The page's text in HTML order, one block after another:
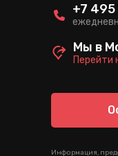
Информация,
+7
Перейти
Мы в